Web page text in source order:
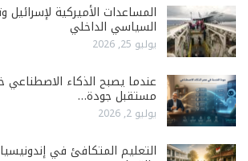
المساعدات الأميركية
السياسي الداخلي
يوليو 25, 2026
عندما يصبح الذكاء الاصطناعي
مستقبل جودة…
يوليو 2, 2026
التعليم المتكافئ في